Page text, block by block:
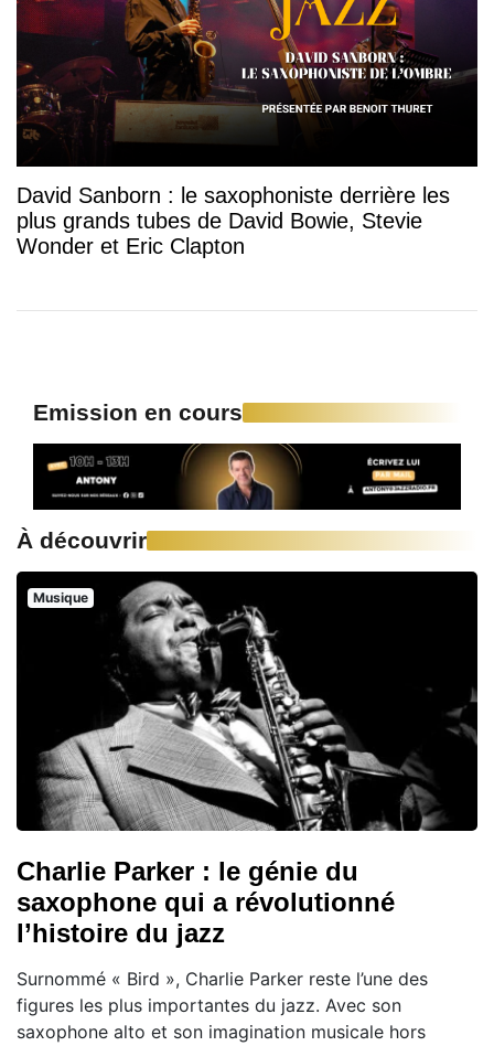
David Sanborn : le saxophoniste derrière les
plus grands tubes de David Bowie, Stevie
Wonder et Eric Clapton
Emission en cours
À découvrir
Musique
Charlie Parker : le génie du
saxophone qui a révolutionné
l’histoire du jazz
Surnommé « Bird », Charlie Parker reste l’une des
figures les plus importantes du jazz. Avec son
saxophone alto et son imagination musicale hors